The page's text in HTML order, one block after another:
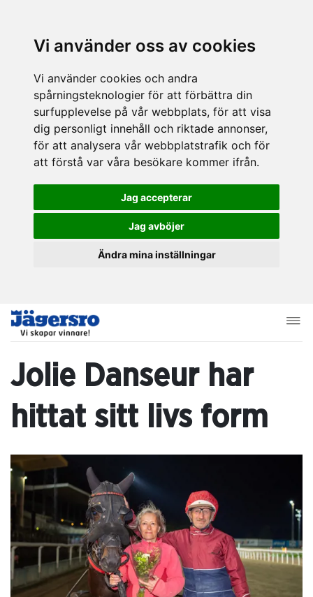
Vi använder oss av cookies
Vi använder cookies och andra
spårningsteknologier för att förbättra din
surfupplevelse på vår webbplats, för att visa
dig personligt innehåll och riktade annonser,
för att analysera vår webbplatstrafik och för
att förstå var våra besökare kommer ifrån.
Jag accepterar
Jag avböjer
Ändra mina inställningar
Jolie Danseur har
hittat sitt livs form